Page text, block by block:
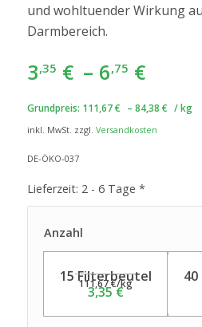
und wohltuender Wirkung
Darmbereich.
3,35 € – 6,75 €
Grundpreis: 111,67€ – 84,38 € /kg
inkl. MwSt. zzgl. Versandkosten
DE-ÖKO-037
Lieferzeit: 2 - 6 Tage *
Anzahl
15 Filterbeutel
3,35€
111,67€/kg